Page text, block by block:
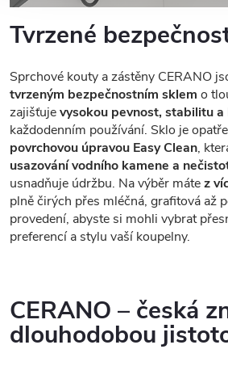
Tvrzené
Sprchové kouty a zástěny CERANO
tvrzeným bezpečnostním sklem o
zajišťujevysokou pevnost, stabilitu
každodenním používání. Sklo je
povrchovou úpravou Easy Clean,
usazování vodního kamene a
usnadňuje údržbu. Na výběr mátez
plně čirých přes mléčná, grafitová až
provedení, abyste si mohli vybrat
preferencí a stylu vaší koupelny.
CERANO – česká
dlouhodobou